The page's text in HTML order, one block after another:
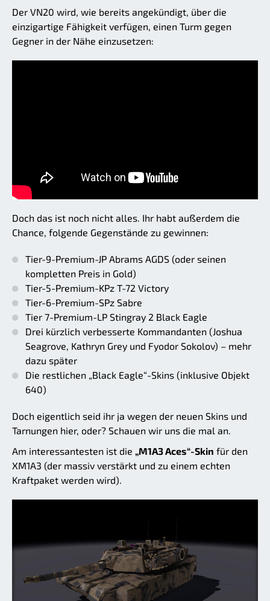
Der VN20 wird, wie bereits angekündigt, über die
einzigartige Fähigkeit verfügen, einen Turm gegen
Gegner in der Nähe einzusetzen:
Doch das ist noch nicht alles. Ihr habt außerdem die
Chance, folgende Gegenstände zu gewinnen:
Tier-9-Premium-JP Abrams AGDS (oder seinen
kompletten Preis in Gold)
Tier-5-Premium-KPz T-72 Victory
Tier-6-Premium-SPz Sabre
Tier 7-Premium-LP Stingray 2 Black Eagle
Drei kürzlich verbesserte Kommandanten (Joshua
Seagrove, Kathryn Grey und Fyodor Sokolov) – mehr
dazu später
Die restlichen „Black Eagle“-Skins (inklusive Objekt
640)
Doch eigentlich seid ihr ja wegen der neuen Skins und
Tarnungen hier, oder? Schauen wir uns die mal an.
Am interessantesten ist die „M1A3 Aces“-Skin für den
XM1A3 (der massiv verstärkt und zu einem echten
Kraftpaket werden wird).